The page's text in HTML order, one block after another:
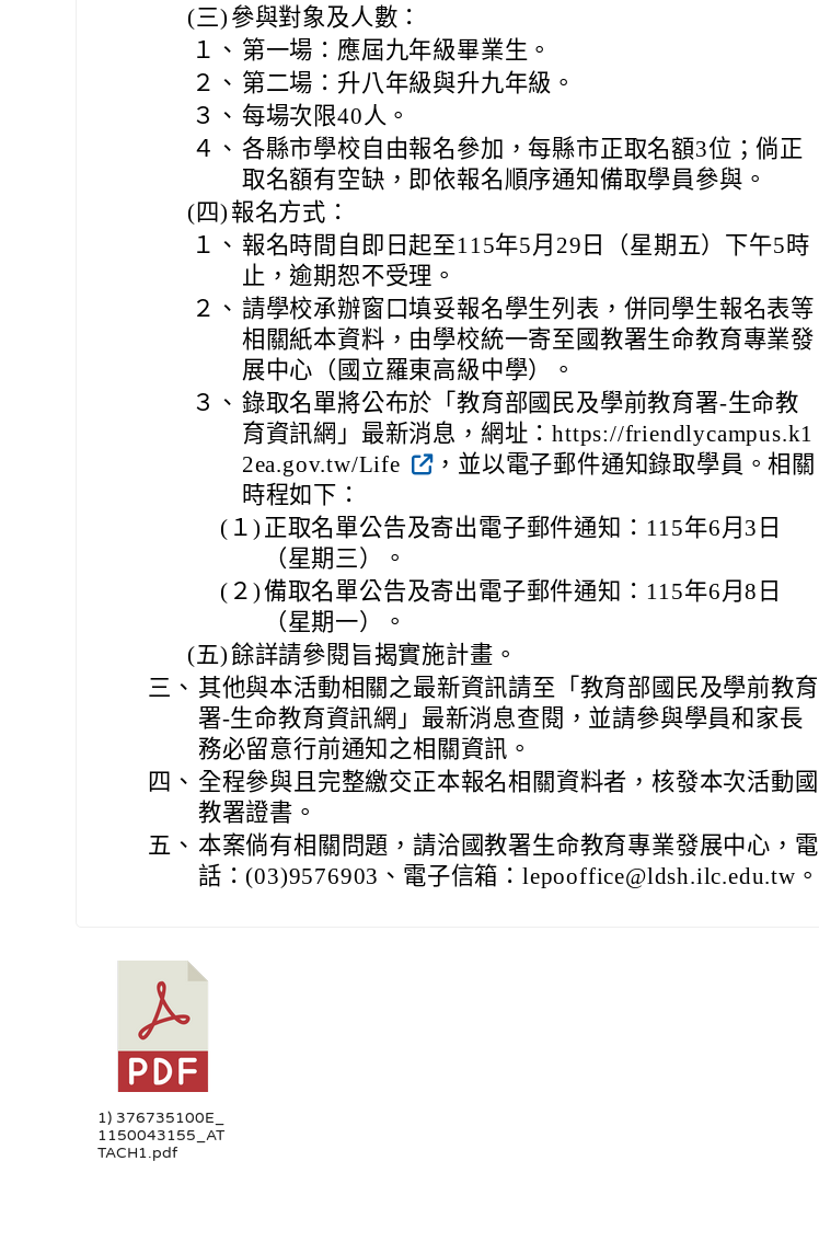
(三) 參與對象及人數：
１、 第一場：應屆九年級畢業生。
２、 第二場：升八年級與升九年級。
３、 每場次限40人。
４、 各縣市學校自由報名參加，每縣市正取名額3位；倘正
取名額有空缺，即依報名順序通知備取學員參與。
(四) 報名方式：
１、 報名時間自即日起至115年5月29日（星期五）下午5時
止，逾期恕不受理。
２、 請學校承辦窗口填妥報名學生列表，併同學生報名表等
相關紙本資料，由學校統一寄至國教署生命教育專業發
展中心（國立羅東高級中學）。
３、 錄取名單將公布於「教育部國民及學前教育署-生命教
育資訊網」最新消息，網址：https://friendlycampus.k1
2ea.gov.tw/Life
，並以電子郵件通知錄取學員。相關
時程如下：
(１) 正取名單公告及寄出電子郵件通知：115年6月3日
（星期三）。
(２)備取名單公告及寄出電子郵件通知：115年6月8日
（星期一）。
(五)餘詳請參閱旨揭實施計畫。
三、 其他與本活動相關之最新資訊請至「教育部國民及學前教育
署-生命教育資訊網」最新消息查閱，並請參與學員和家長
務必留意行前通知之相關資訊。
四、 全程參與且完整繳交正本報名相關資料者，核發本次活動國
教署證書。
五、 本案倘有相關問題，請洽國教署生命教育專業發展中心，電
話：(03)9576903、電子信箱：lepooffice@ldsh.ilc.edu.tw。
1) 376735100E_
1150043155_AT
TACH1.pdf